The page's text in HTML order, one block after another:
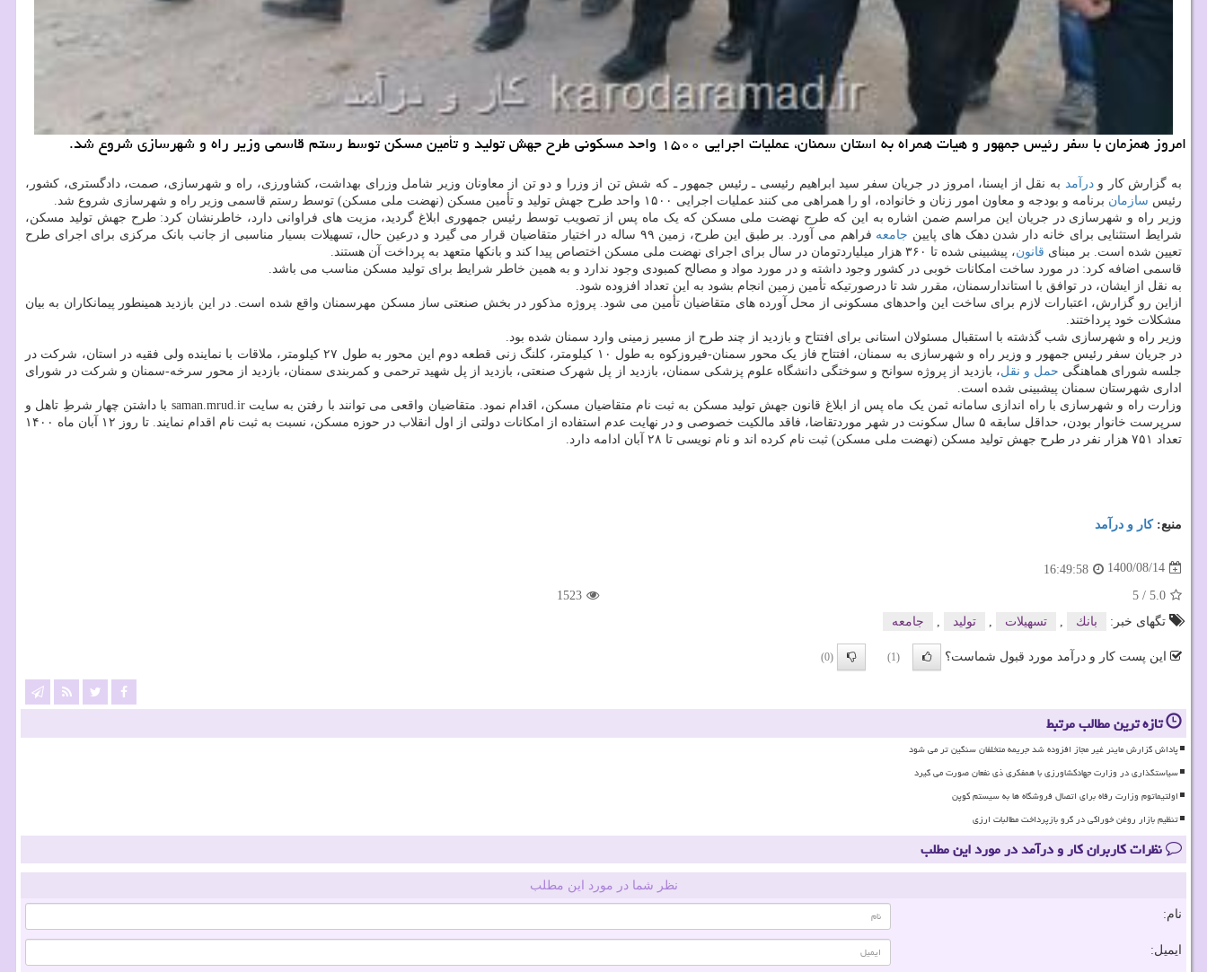
امروز همزمان با سفر رئیس جمهور و هیات همراه به استان سمنان، عملیات اجرایی ۱۵۰۰ واحد مسکونی طرح جهش تولید و تأمین مسکن توسط رستم قاسمی وزیر راه و شهرسازی شروع شد.
به گزارش کار ودرآمد به نقل از ایسنا، امروز در جریان سفر سید ابراهیم رئیسی ـ رئیس جمهور ـ که شش تن از وزرا و دو تن از معاونان وزیر شامل وزرای بهداشت، کشاورزی، راه و شهرسازی، صمت، دادگستری، کشور،
رئیس سازمان برنامه و بودجه و معاون امور زنان و خانواده، او را همراهی می کنند عملیات اجرایی ۱۵۰۰ واحد طرح جهش تولید و تأمین مسکن (نهضت ملی مسکن) توسط رستم قاسمی وزیر راه و شهرسازی شروع شد.
وزیر راه و شهرسازی در جریان این مراسم ضمن اشاره به این که طرح نهضت ملی مسکن که یک ماه پس از تصویب توسط رئیس جمهوری ابلاغ گردید، مزیت های فراوانی دارد، خاطرنشان کرد: طرح جهش تولید مسکن،
شرایط استثنایی برای خانه دار شدن دهک های پایین جامعه
فراهم می آورد. بر طبق این طرح، زمین ۹۹ ساله در اختیار متقاضیان قرار می گیرد و درعین حال، تسهیلات بسیار مناسبی از جانب بانک مرکزی برای اجرای طرح
تعیین شده است. بر مبنای قانون، پیشبینی شده تا ۳۶۰ هزار میلیاردتومان در سال برای اجرای نهضت ملی مسکن اختصاص پیدا کند و بانکها متعهد به پرداخت آن هستند.
قاسمی اضافه کرد: در مورد ساخت امکانات خوبی در کشور وجود داشته و در مورد مواد و مصالح کمبودی وجود ندارد و به همین خاطر شرایط برای تولید مسکن مناسب می باشد.
به نقل از ایشان، در توافق با استاندارسمنان، مقرر شد تا درصورتیکه تأمین زمین انجام بشود به این تعداد افزوده شود.
ازاین رو گزارش، اعتبارات لازم برای ساخت این واحدهای مسکونی از محل آورده های متقاضیان تأمین می شود. پروژه مذکور در بخش صنعتی ساز مسکن مهرسمنان واقع شده است. در این بازدید همینطور پیمانکاران به بیان
مشکلات خود پرداختند.
وزیر راه و شهرسازی شب گذشته با استقبال مسئولان استانی برای افتتاح و بازدید از چند طرح از مسیر زمینی وارد سمنان شده بود.
در جریان سفر رئیس جمهور و وزیر راه و شهرسازی به سمنان، افتتاح فاز یک محور سمنان-فیروزکوه به طول ۱۰ کیلومتر، کلنگ زنی قطعه دوم این محور به طول ۲۷ کیلومتر، ملاقات با نماینده ولی فقیه در استان، شرکت در
جلسه شورای هماهنگی حمل و نقل، بازدید از پروژه سوانح و سوختگی دانشگاه علوم پزشکی سمنان، بازدید از پل شهرک صنعتی، بازدید از پل شهید ترحمی و کمربندی سمنان، بازدید از محور سرخه-سمنان و شرکت در شورای
اداری شهرستان سمنان پیشبینی شده است.
وزارت راه و شهرسازی با راه اندازی سامانه ثمن یک ماه پس از ابلاغ قانون جهش تولید مسکن به ثبت نام متقاضیان مسکن، اقدام نمود. متقاضیان واقعی می توانند با رفتن به سایت saman.mrud.ir با داشتن چهار شرطِ تاهل و
سرپرست خانوار بودن، حداقل سابقه ۵ سال سکونت در شهر موردتقاضا، فاقد مالکیت خصوصی و در نهایت عدم استفاده از امکانات دولتی از اول انقلاب در حوزه مسکن، نسبت به ثبت نام اقدام نمایند. تا روز ۱۲ آبان ماه ۱۴۰۰
تعداد ۷۵۱ هزار نفر در طرح جهش تولید مسکن (نهضت ملی مسکن) ثبت نام کرده اند و نام نویسی تا ۲۸ آبان ادامه دارد.
منبع:كار و درآمد
1400/08/14
16:49:58
5.0
/
5
1523
تگهای خبر:
بانك تسهیلات تولید جامعه
این پست کار و درآمد مورد قبول شماست؟ (1)
(0)
تازه ترین مطالب مرتبط
پاداش گزارش ماینر غیر مجاز افزوده شد جریمه متخلفان سنگین تر می شود
سیاستگذاری در وزارت جهادکشاورزی با همفکری ذی نفعان صورت می گیرد
اولتیماتوم وزارت رفاه برای اتصال فروشگاه ها به سیستم کوپن
تنظیم بازار روغن خوراکی در گرو بازپرداخت مطالبات ارزی
نظرات کاربران کار و درآمد در مورد این مطلب
نظر شما در مورد این مطلب
نام:
ایمیل: